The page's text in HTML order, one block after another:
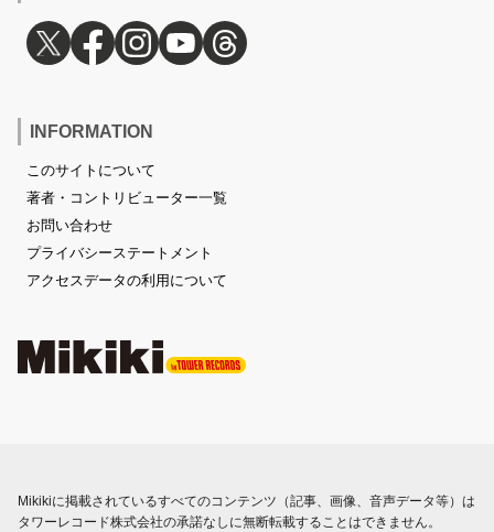
INFORMATION
このサイトについて
著者・コントリビューター一覧
お問い合わせ
プライバシーステートメント
アクセスデータの利用について
Mikikiに掲載されているすべてのコンテンツ（記事、画像、音声データ等）は
タワーレコード株式会社の承諾なしに無断転載することはできません。